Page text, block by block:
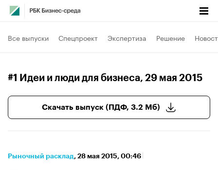
Все выпуски Спецпроект Экспертиза Решение
#1 Идеи и люди для бизнеса, 29 мая 2015
Скачать выпуск (ПДФ, 3.2 Мб)
Рыночный расклад⁠, 28 мая 2015, 00:46